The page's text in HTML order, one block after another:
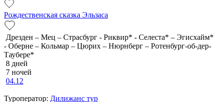
Рождественская сказка Эльзаса
Дрезден – Мец – Страсбург - Риквир* - Селеста* – Эгисхайм*
- Оберне – Кольмар – Цюрих – Нюрнберг – Ротенбург-об-дер-
Таубере*
8 дней
7 ночей
04.12
Туроператор: Дилижанс тур